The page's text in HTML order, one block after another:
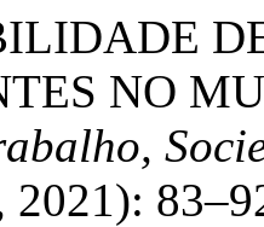
NO
2021):